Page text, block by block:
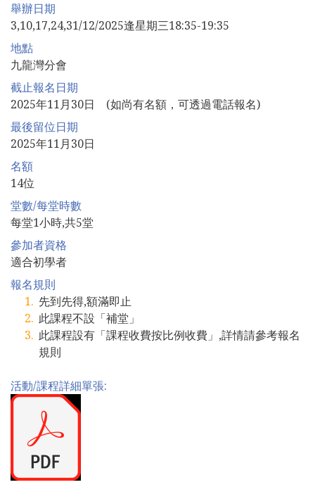
舉辦日期
3,10,17,24,31/12/2025逢星期三18:35-19:35
地點
九龍灣分會
截止報名日期
2025年11月30日 (如尚有名額，可透過電話報名)
最後留位日期
2025年11月30日
名額
14位
堂數/每堂時數
每堂1小時,共5堂
參加者資格
適合初學者
報名規則
先到先得,額滿即止
此課程不設「補堂」
此課程設有「課程收費按比例收費」,詳情請參考報名
規則
活動/課程詳細單張: